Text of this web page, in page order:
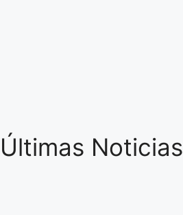
Últimas Noticias